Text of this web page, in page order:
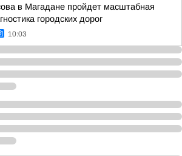
в Магадане пройдет масштабная
городских дорог
10:03